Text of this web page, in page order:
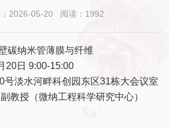
：2026-05-20 阅读：1992
碳纳米管薄膜与纤维
20日 9:00-15:00
号淡水河畔科创园东区31栋大会议室
教授（微纳工程科学研究中心）